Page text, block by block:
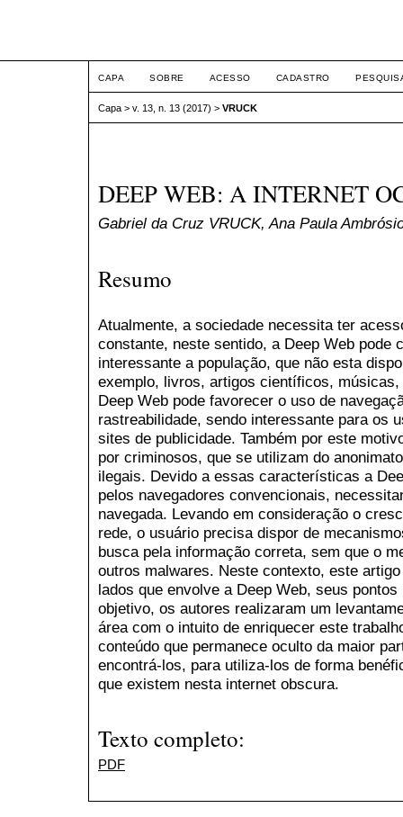
CAPA SOBRE ACESSO CADASTRO
Capa > v. 13, n. 13 (2017) > VRUCK
DEEP WEB: A INTERNET
Gabriel da Cruz VRUCK, Ana Paula
Resumo
Atualmente, a sociedade necessita ter
constante, neste sentido, a Deep Web pode
interessante a população, que não esta
exemplo, livros, artigos científicos,
Deep Web pode favorecer o uso de
rastreabilidade, sendo interessante para os
sites de publicidade. Também por este
por criminosos, que se utilizam do
ilegais. Devido a essas características a
pelos navegadores convencionais,
navegada. Levando em consideração o
rede, o usuário precisa dispor de
busca pela informação correta, sem que o
outros malwares. Neste contexto, este
lados que envolve a Deep Web, seus
objetivo, os autores realizaram um
área com o intuito de enriquecer este
conteúdo que permanece oculto da maior
encontrá-los, para utiliza-los de forma
que existem nesta internet obscura.
Texto completo:
PDF